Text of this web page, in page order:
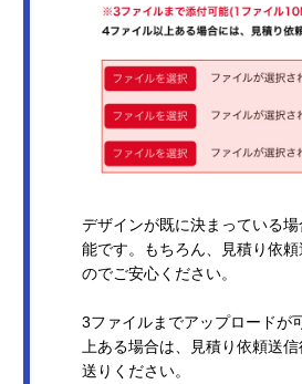
デザインが既に決まっている
能です。もちろん、見積り依
のでご安心ください。
3ファイルまでアップロードが
上ある場合は、見積り依頼送
送りください。